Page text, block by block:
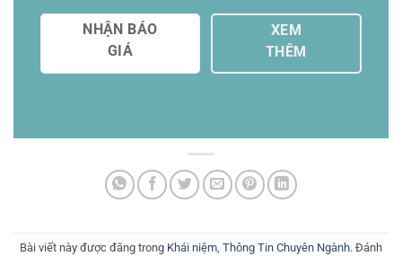
NHẬN BÁO
GIÁ
XEM
THÊM
Bài viết này được đăng trong Khái niệm, Thông Tin Chuyên Ngành. Đánh